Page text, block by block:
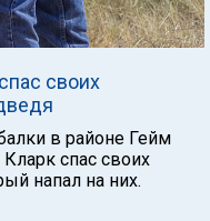
своих
в районе Гейм
спас своих
напал на них.